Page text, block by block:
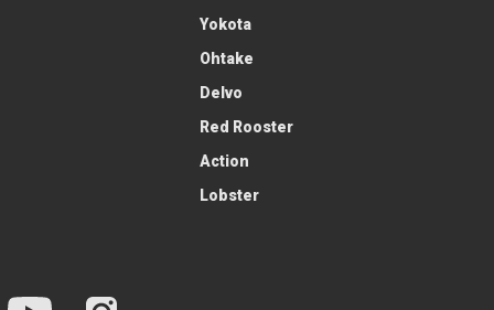
Yokota
Ohtake
Delvo
Red Rooster
Action
Lobster